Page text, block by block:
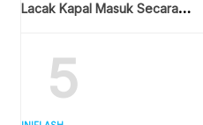
Lacak Kapal Masuk Secara
5